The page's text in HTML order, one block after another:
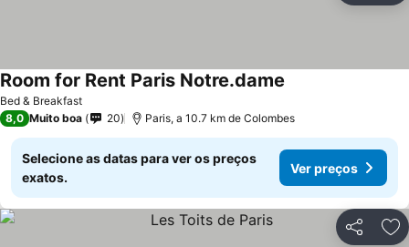
Bed & Breakfast
Room for Rent Paris Notre.dame
8,0 Muito boa 20 Paris, a 10.7 km de Colombes
Selecione as datas para ver os preços
exatos.
Ver preços
Partilhar